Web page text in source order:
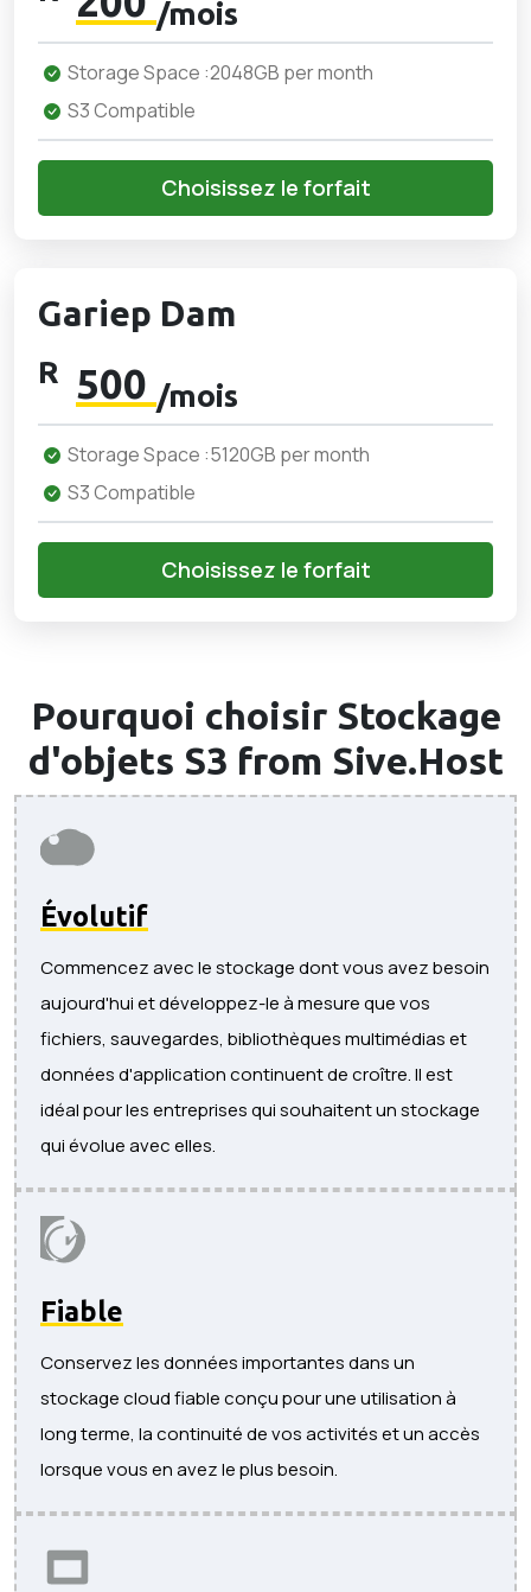
/mois
Storage Space :2048GB per month
S3 Compatible
Choisissez le forfait
Gariep Dam
R 500 /mois
Storage Space :5120GB per month
S3 Compatible
Choisissez le forfait
Pourquoi choisir Stockage
d'objets S3 from Sive.Host
Évolutif
Commencez avec le stockage dont vous avez besoin
aujourd'hui et développez-le à mesure que vos
fichiers, sauvegardes, bibliothèques multimédias et
données d'application continuent de croître. Il est
idéal pour les entreprises qui souhaitent un stockage
qui évolue avec elles.
Fiable
Conservez les données importantes dans un
stockage cloud fiable conçu pour une utilisation à
long terme, la continuité de vos activités et un accès
lorsque vous en avez le plus besoin.